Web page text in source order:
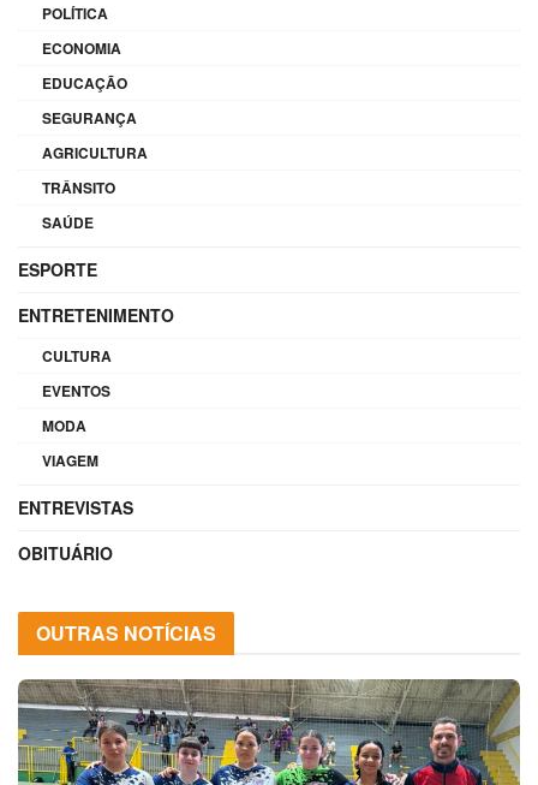
POLÍTICA
ECONOMIA
EDUCAÇÃO
SEGURANÇA
AGRICULTURA
TRÂNSITO
SAÚDE
ESPORTE
ENTRETENIMENTO
CULTURA
EVENTOS
MODA
VIAGEM
ENTREVISTAS
OBITUÁRIO
OUTRAS NOTÍCIAS